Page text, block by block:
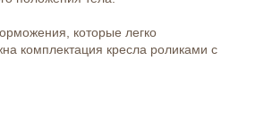
которые легко
комплектация кресла роликами с